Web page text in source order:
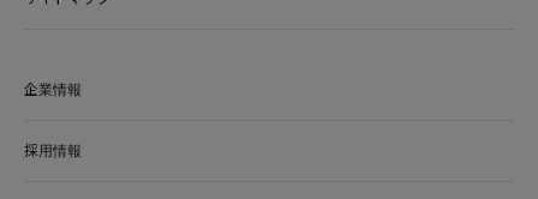
企業情報
採用情報